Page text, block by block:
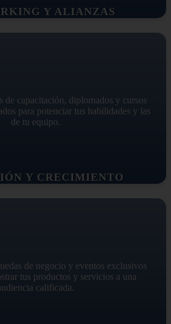
Y ALIANZAS
Y CRECIMIENTO
de capacitación, diplomados y cursos
para potenciar tus habilidades y las
de tu equipo.
de negocio y eventos exclusivos
tus productos y servicios a una
calificada.